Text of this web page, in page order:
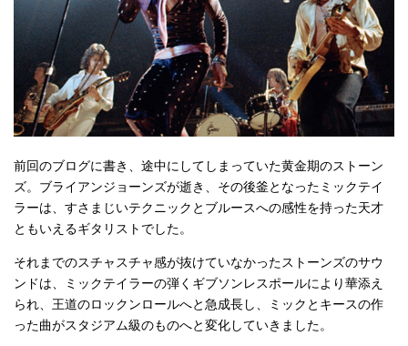
前回のブログに書き、途中にしてしまっていた黄金期のストーン
ズ。ブライアンジョーンズが逝き、その後釜となったミックテイ
ラーは、すさまじいテクニックとブルースへの感性を持った天才
ともいえるギタリストでした。
それまでのスチャスチャ感が抜けていなかったストーンズのサウ
ンドは、ミックテイラーの弾くギブソンレスポールにより華添え
られ、王道のロックンロールへと急成長し、ミックとキースの作
った曲がスタジアム級のものへと変化していきました。